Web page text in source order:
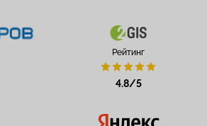
Рейтинг
4.8/5